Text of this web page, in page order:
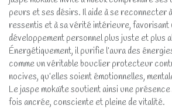
peurs et ses désirs. Il aide à se reconnecter
ressentis et à sa vérité intérieure, favorisant
développement personnel plus juste et plus
Énergétiquement, il purifie l’aura des
comme un véritable bouclier protecteur
nocives, qu’elles soient émotionnelles,
Le jaspe mokaïte soutient ainsi une présence
fois ancrée, consciente et pleine de vitalité.